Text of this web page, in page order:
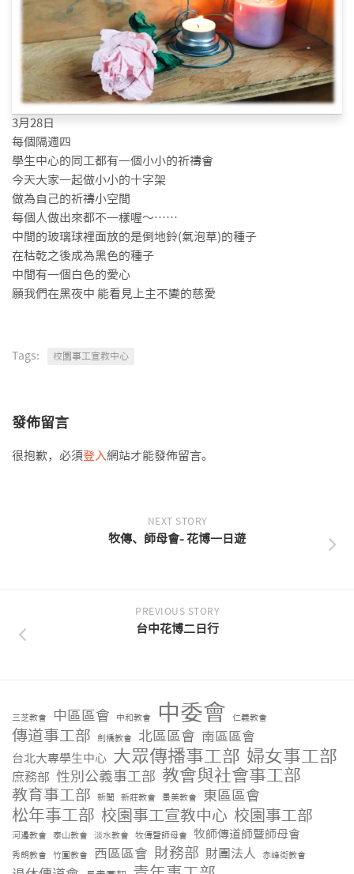
3月28日
每個隔週四
學生中心的同工都有一個小小的祈禱會
今天大家一起做小小的十字架
做為自己的祈禱小空間
每個人做出來都不一樣喔～⋯⋯
中間的玻璃球裡面放的是倒地鈴(氣泡草)的種子
在枯乾之後成為黑色的種子
中間有一個白色的愛心
願我們在黑夜中 能看見上主不變的慈愛
Tags: 校園事工宣教中心
發佈留言
很抱歉，必須登入網站才能發佈留言。
NEXT STORY
牧傳、師母會- 花博一日遊
PREVIOUS STORY
台中花博二日行
三芝教會 中區區會 中和教會 中委會 仁義教會
傳道事工部 劍橋教會 北區區會 南區區會
台北大專學生中心 大眾傳播事工部 婦女事工部
庶務部 性別公義事工部 教會與社會事工部
教育事工部 新聞 新莊教會 景美教會 東區區會
松年事工部 校園事工宣教中心 校園事工部
河邊教會 泰山教會 淡水教會 牧傳暨師母會 牧師傳道師暨師母會
秀朗教會 竹圍教會 西區區會 財務部 財團法人 赤峰街教會